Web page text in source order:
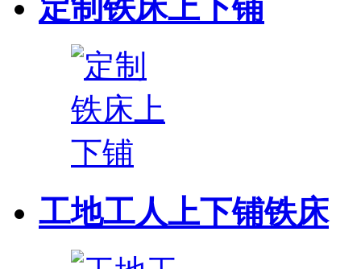
定制铁床上下铺
工地工人上下铺铁床